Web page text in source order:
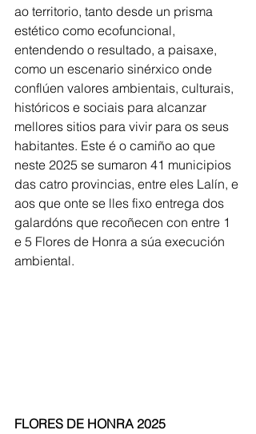
ao territorio, tanto desde un prisma
estético como ecofuncional,
entendendo o resultado, a paisaxe,
como un escenario sinérxico onde
conflúen valores ambientais, culturais,
históricos e sociais para alcanzar
mellores sitios para vivir para os seus
habitantes. Este é o camiño ao que
neste 2025 se sumaron 41 municipios
das catro provincias, entre eles Lalín, e
aos que onte se lles fixo entrega dos
galardóns que recoñecen con entre 1
e 5 Flores de Honra a súa execución
ambiental.
FLORES DE HONRA 2025